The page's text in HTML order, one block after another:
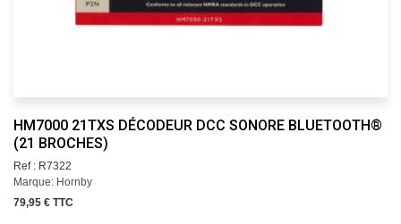
HM7000 21TXS DÉCODEUR DCC SONORE BLUETOOTH®
(21 BROCHES)
Ref : R7322
Marque: Hornby
79,95 € TTC